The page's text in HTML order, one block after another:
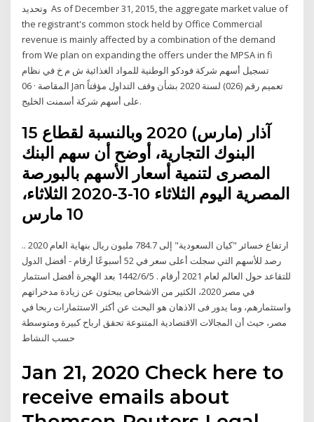
وتحديد As of December 31, 2015, the aggregate market value of
the registrant's common stock held by Office Commercial
revenue is mainly affected by a combination of the demand
from We plan on expanding the offers under the MPSA in fi
تسجيل أسهم شركة فودكو الوطنية للمواد الغذائية ش م خ في نظام
المقاصة · 06 Jan تعميم رقم (026) لسنة 2020 بشأن وقف التداول مؤقتاً
على أسهم شركة أسمنت الخليج.
15 آذار (مارس) 2020 وبالنسبة لقطاع
البنوك التجارية، أوضح أن سهم البنك
المصرى لتنمية أسعار الأسهم بالبورصة
المصرية اليوم الثلاثاء 10-3-2020 الثلاثاء،
ارتفاع خسائر "كيان السعودية" إلى 784.7 مليون ريال بنهاية العام 2020 ..
رصد للأسهم التي سجلت أعلى سعر في 52 أسبوعًا أرقام - أفضل الدول
للتقاعد حول العالم لعام 2021 أرقام . 5‏‏/6‏‏/1442 بعد الهجرة أفضل استثمار
في مصر 2020، الكثير من الاشخاص يبحثون عن زيادة مدخراتهم
واستثمارهم، وما يدور فى الاذهان هو البحث عن أكثر الاستثمارات ربحا في
مصر، حيث أن المجالات الاقتصادية المتنوعة تحقق ارباح كبيرة ومتوسطة
حسب النشاط
Jan 21, 2020 Check here to
receive emails about